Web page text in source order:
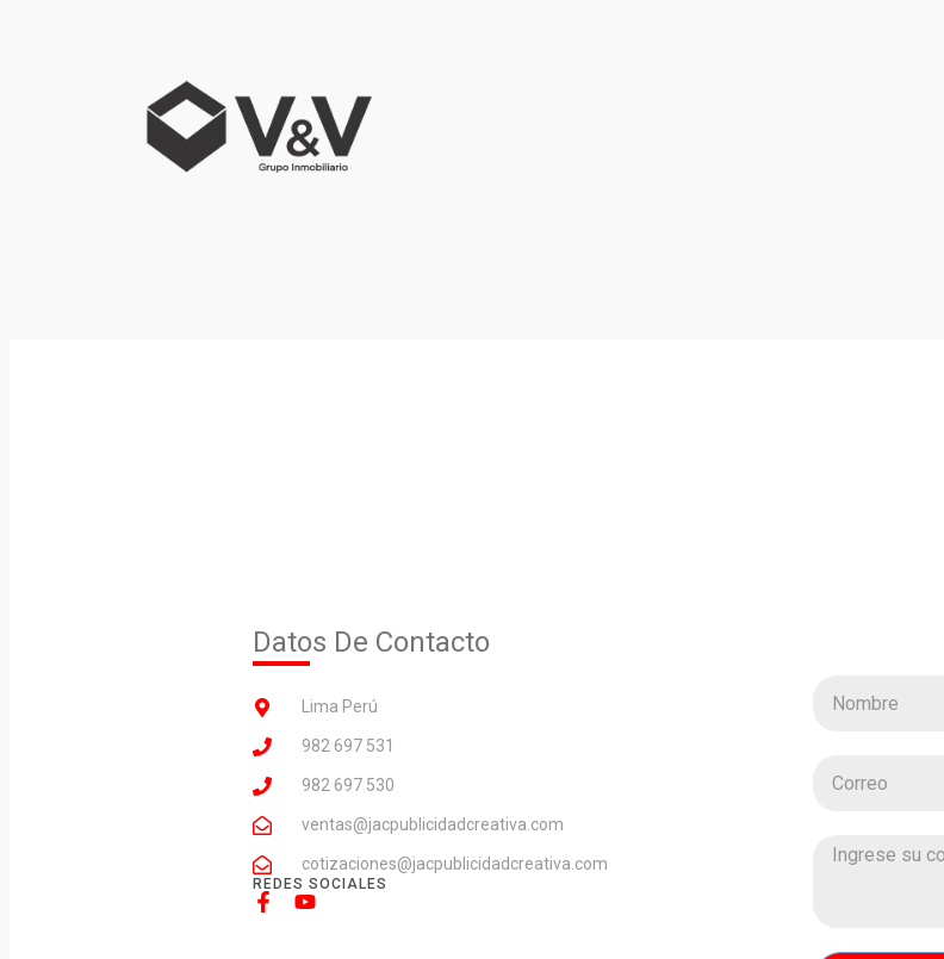
Datos De Contacto
Lima Perú
982 697 531
982 697 530
ventas@jacpublicidadcreativa.com
cotizaciones@jacpublicidadcreativa.com
REDES SOCIALES